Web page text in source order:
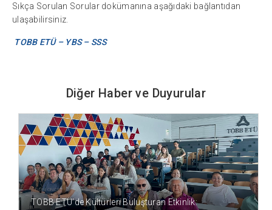
Sıkça Sorulan Sorular dokümanına aşağıdaki bağlantıdan
ulaşabilirsiniz.
TOBB ETÜ – YBS – SSS
Diğer Haber ve Duyurular
1 GÜN ÖNCE
TOBB ETÜ’de Kültürleri Buluşturan Etkinlik: